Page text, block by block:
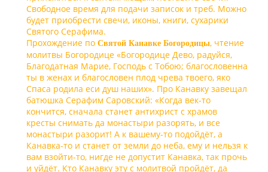
Свободное время для подачи записок и треб. Можно
будет приобрести свечи, иконы, книги, сухарики
Святого Серафима.
Прохождение по Святой Канавке Богородицы, чтение
молитвы Богородице «Богородице Дево, радуйся,
Благодатная Марие, Господь с Тобою; благословенна
ты в женах и благословен плод чрева твоего, яко
Спаса родила еси душ наших». Про Канавку завещал
батюшка Серафим Саровский: «Когда век-то
кончится, сначала станет антихрист с храмов
кресты снимать да монастыри разорять, и все
монастыри разорит! А к вашему-то подойдёт, а
Канавка-то и станет от земли до неба, ему и нельзя к
вам взойти-то, нигде не допустит Канавка, так прочь
и уйдёт. Кто Канавку эту с молитвой пройдёт, да